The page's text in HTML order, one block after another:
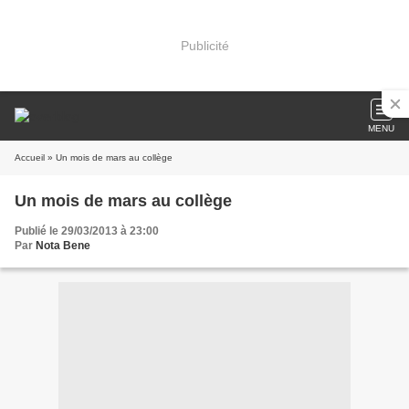
Publicité
MENU
Accueil » Un mois de mars au collège
Un mois de mars au collège
Publié le 29/03/2013 à 23:00
Par Nota Bene